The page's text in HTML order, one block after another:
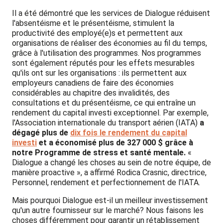
Il a été démontré que les services de Dialogue réduisent
l'absentéisme et le présentéisme, stimulent la
productivité des employé(e)s et permettent aux
organisations de réaliser des économies au fil du temps,
grâce à l'utilisation des programmes. Nos programmes
sont également réputés pour les effets mesurables
qu'ils ont sur les organisations : ils permettent aux
employeurs canadiens de faire des économies
considérables au chapitre des invalidités, des
consultations et du présentéisme, ce qui entraîne un
rendement du capital investi exceptionnel. Par exemple,
l'Association internationale du transport aérien (IATA) a
dégagé plus de dix fois le rendement du capital
investi et a économisé plus de 327 000 $ grâce à
notre Programme de stress et santé mentale. «
Dialogue a changé les choses au sein de notre équipe, de
manière proactive », a affirmé Rodica Crasnic, directrice,
Personnel, rendement et perfectionnement de l'IATA.
Mais pourquoi Dialogue est-il un meilleur investissement
qu'un autre fournisseur sur le marché? Nous faisons les
choses différemment pour garantir un rétablissement